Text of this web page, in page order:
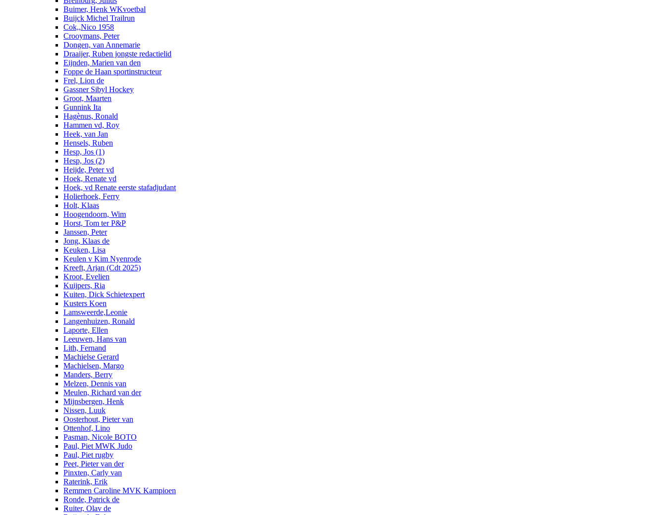
Buimer, Henk WKvoetbal
Buijck Michel Trailrun
Cok,,Nico 1958
Crooymans, Peter
Dongen, van Annemarie
Draaijer, Ruben jongste redactielid
Eijnden, Marien van den
Foppe de Haan sportinstructeur
Frel, Lion de
Gassner Sibyl Hockey
Groot, Maarten
Gunnink Ita
Hagènus, Ronald
Hammen vd, Roy
Heek, van Jan
Hensels, Ruben
Hesp, Jos (1)
Hesp, Jos (2)
Heijde, Peter vd
Hoek, Renate vd
Hoek, vd Renate eerste stafadjudant
Holierhoek, Ferry
Holt, Klaas
Hoogendoorn, Wim
Horst, Tom ter P&P
Janssen, Peter
Jong, Klaas de
Keuken, Lisa
Keulen v Kim Nyenrode
Kreeft, Arjan (Cdt 2025)
Kroot, Evelien
Kuijpers, Ria
Kuiten, Dick Schietexpert
Kusters Koen
Lamsweerde,Leonie
Langenhuizen, Ronald
Laporte, Ellen
Leeuwen, Hans van
Lith, Fernand
Machielse Gerard
Machielsen, Margo
Manders, Berry
Melzen, Dennis van
Meulen, Richard van der
Mijnsbergen, Henk
Nissen, Luuk
Oosterhout, Pieter van
Ottenhof, Lino
Pasman, Nicole BOTO
Paul, Piet MWK Judo
Paul, Piet rugby
Peet, Pieter van der
Pinxten, Carly van
Raterink, Erik
Remmen Caroline MVK Kampioen
Ronde, Patrick de
Ruiter, Olav de